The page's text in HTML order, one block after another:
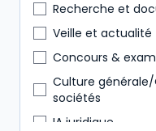
Recherche et
Veille et actualité
Concours &
Culture
sociétés
IA juridique